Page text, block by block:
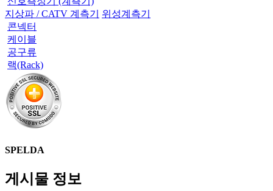
지상파 / CATV 계측기
위성계측기
콘넥터
케이블
공구류
랙(Rack)
SPELDA
게시물 정보